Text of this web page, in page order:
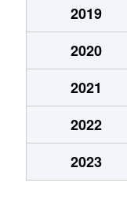
若葉町
若葉町
都北町
豊満町
中原町
中町
花繰町
2019
2020
2021
2022
2023